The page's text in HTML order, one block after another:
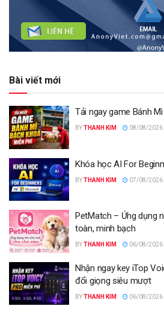
Bài viết mới
Tải ngay game Bánh
BYTHANH KIM 08/08/2026
Khóa học AI For
BYTHANH KIM 07/08/2026
PetMatch – Ứng dụng
toàn, minh bạch
BYTHANH KIM 06/08/2026
Nhận ngay key iTop
đổi giọng siêu mượt
BYTHANH KIM 06/08/2026